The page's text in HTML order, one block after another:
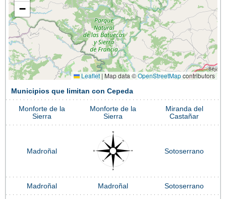
−
Leaflet | Map data ©OpenStreetMapcontributors
Municipios que limitan con Cepeda
Monforte de la
Sierra
Monforte de la
Sierra
Miranda del
Castañar
Madroñal Sotoserrano
Madroñal Madroñal Sotoserrano